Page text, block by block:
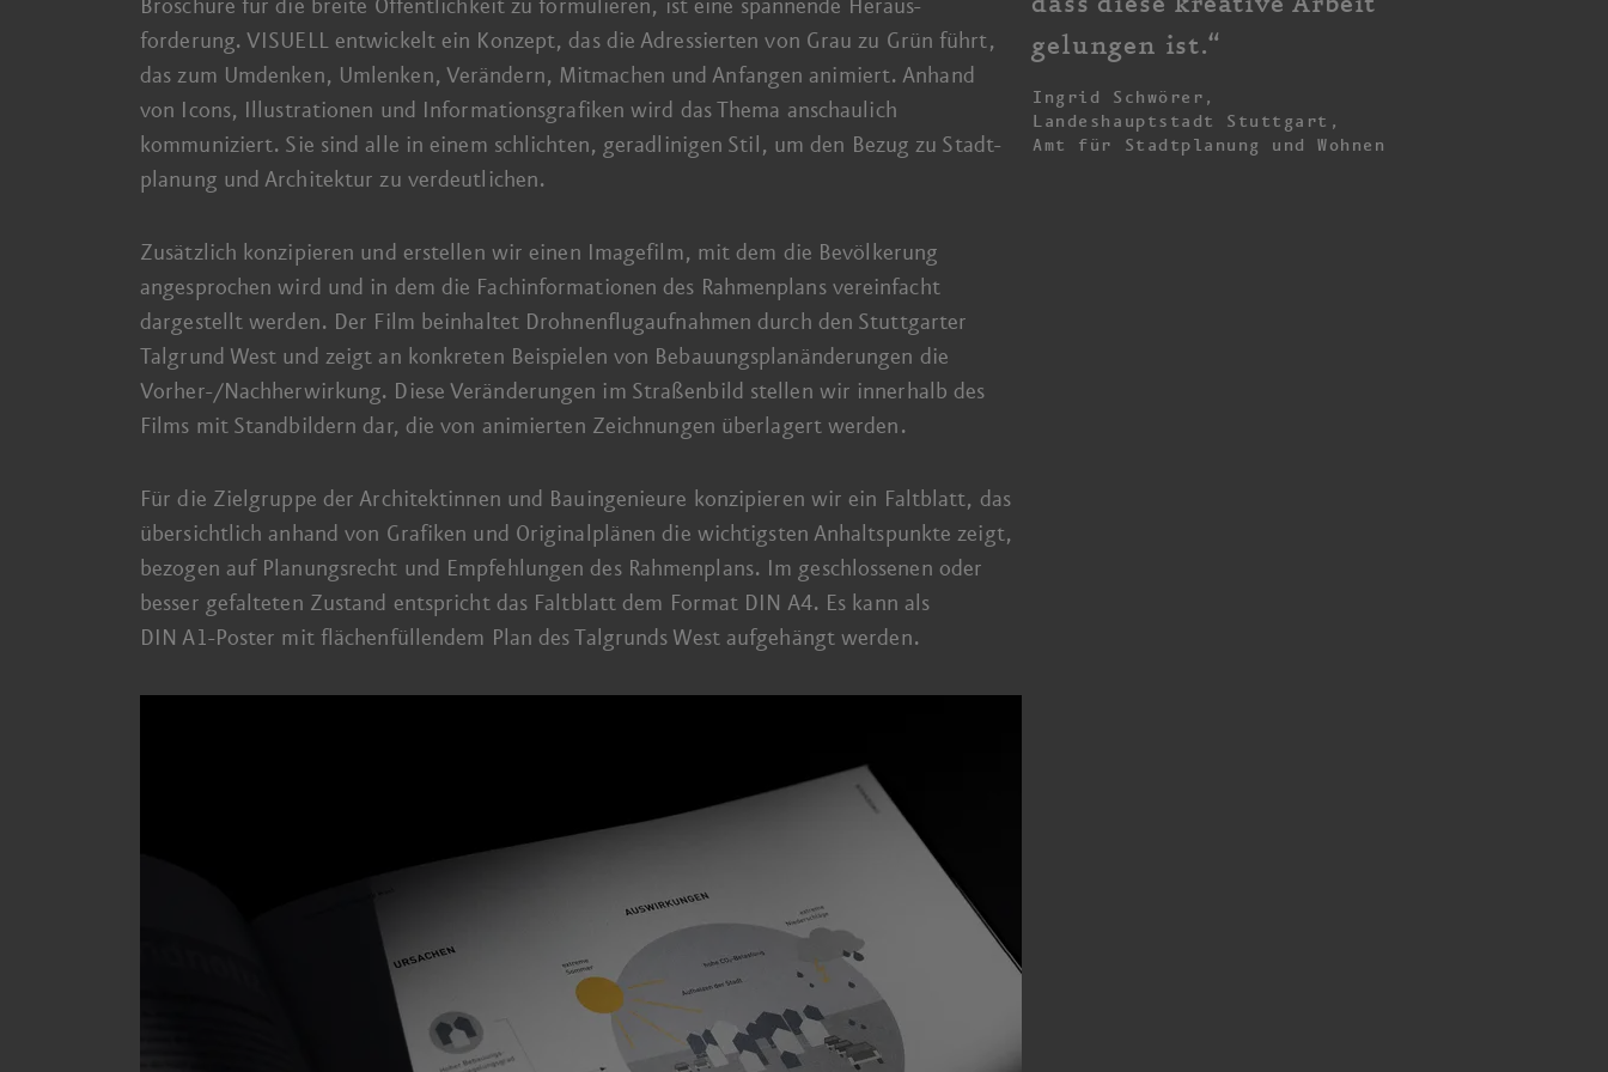
Broschüre für die breite Öffentlichkeit zu formulieren, ist eine spannende Heraus­
forderung. VISUELL entwickelt ein Konzept, das die Adressierten von Grau zu Grün führt,
das zum Umdenken, Umlenken, Verändern, Mitmachen und Anfangen animiert. Anhand
von Icons, Illustrationen und Informations­grafiken wird das Thema anschaulich
kommuniziert. Sie sind alle in einem schlichten, geradlinigen Stil, um den Bezug zu Stadt­
planung und Architektur zu verdeutlichen.
Zusätzlich konzipieren und erstellen wir einen Imagefilm, mit dem die Bevölkerung
angesprochen wird und in dem die Fach­informationen des Rahmen­plans vereinfacht
dargestellt werden. Der Film beinhaltet Drohnen­flug­aufnahmen durch den Stuttgarter
Talgrund West und zeigt an konkreten Beispielen von Bebauungs­plan­änderungen die
Vorher-/Nachher­wirkung. Diese Veränderungen im Straßen­bild stellen wir innerhalb des
Films mit Stand­bildern dar, die von animierten Zeichnungen überlagert werden.
Für die Ziel­gruppe der Architektinnen und Bau­ingenieure konzipieren wir ein Faltblatt, das
übersichtlich anhand von Grafiken und Original­plänen die wichtigsten Anhalts­punkte zeigt,
bezogen auf Planungs­recht und Empfehlungen des Rahmen­plans. Im geschlossenen oder
besser gefalteten Zustand entspricht das Faltblatt dem Format DIN A4. Es kann als
DIN A1-Poster mit flächen­füllendem Plan des Talgrunds West aufgehängt werden.
gelungen ist.“
Ingrid Schwörer,
Landeshauptstadt Stuttgart,
Amt für Stadtplanung und Wohnen